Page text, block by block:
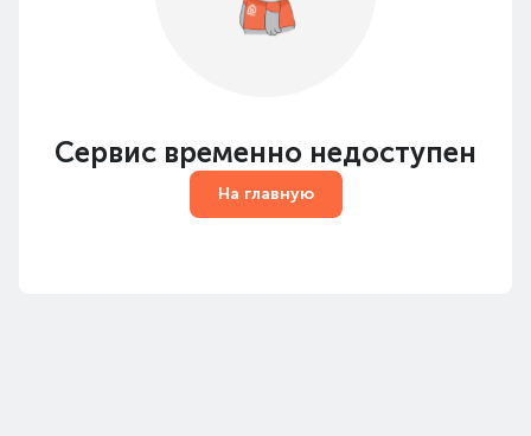
Сервис временно недоступен
На главную